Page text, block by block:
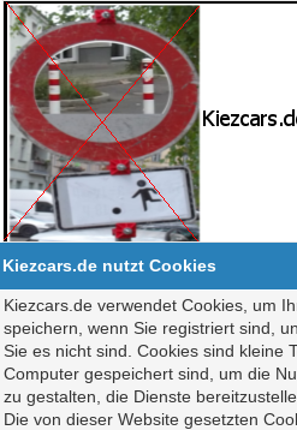
Kiezcars.de nutzt Cookies
Kiezcars.de verwendet Cookies, um
speichern, wenn Sie registriert sind,
Sie es nicht sind. Cookies sind kleine
Computer gespeichert sind, um die
zu gestalten, die Dienste
Die von dieser Website gesetzten